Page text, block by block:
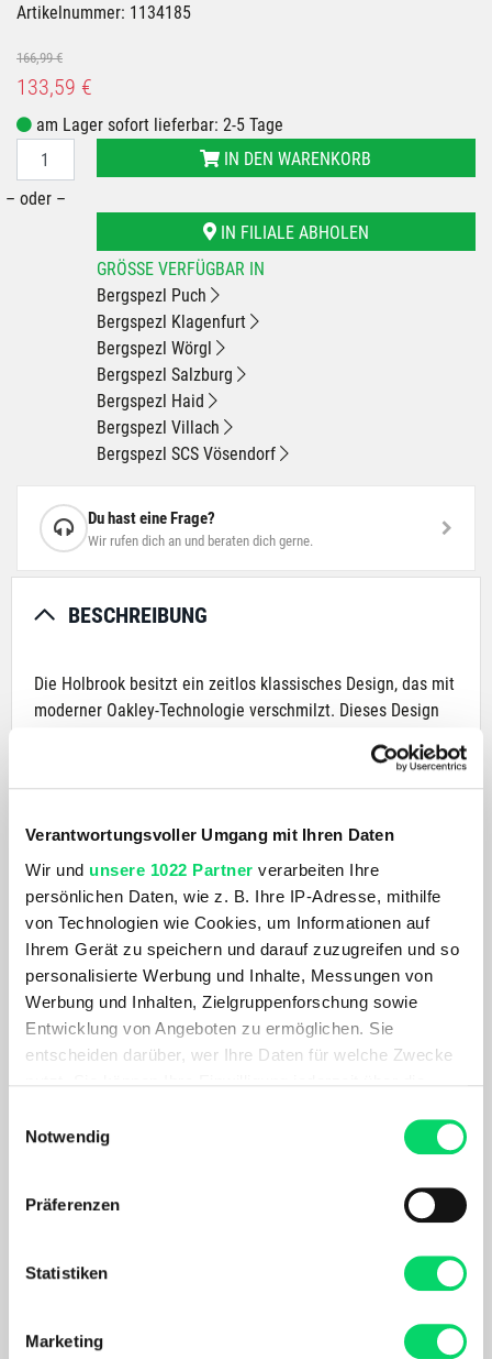
Verantwortungsvoller Umgang mit Ihren Daten
Wir und unsere 1022 Partner verarbeiten Ihre
persönlichen Daten, wie z. B. Ihre IP-Adresse, mithilfe
von Technologien wie Cookies, um Informationen auf
Ihrem Gerät zu speichern und darauf zuzugreifen und so
personalisierte Werbung und Inhalte, Messungen von
Werbung und Inhalten, Zielgruppenforschung sowie
Entwicklung von Angeboten zu ermöglichen. Sie
entscheiden darüber, wer Ihre Daten für welche Zwecke
Trigger Symbol ändern oder widerrufen
Informationen über Ihre geografische Lage
können
bestimmten Merkmalen (Fingerprinting) identifizieren
Erfahren Sie mehr darüber, wie Ihre persönlichen Daten
Notwendig
Präferenzen
Statistiken
Marketing
Artikelnummer: 1134185
166,99 €
133,59 €
am Lager sofort lieferbar: 2-5 Tage
IN DEN WARENKORB
– oder –
IN FILIALE ABHOLEN
GRÖSSE VERFÜGBAR IN
Bergspezl Puch
Bergspezl Klagenfurt
Bergspezl Wörgl
Bergspezl Salzburg
Bergspezl Haid
Bergspezl Villach
Bergspezl SCS Vösendorf
Du hast eine Frage?
Wir rufen dich an und beraten dich gerne.
BESCHREIBUNG
Die Holbrook besitzt ein zeitlos klassisches Design, das mit
moderner Oakley-Technologie verschmilzt. Dieses Design
Jahre inspiriert und verkörpert den Entdecker- und
Abenteuergeist. Das ikonisch amerikanische Rahmendesign
und ist perfekt für alle, die ein ausgewogenes
Gleichgewicht von Performance und Style suchen.
PRODUKTDETAILS
AKTUELL BELIEBT
Ortovox
41,99 €